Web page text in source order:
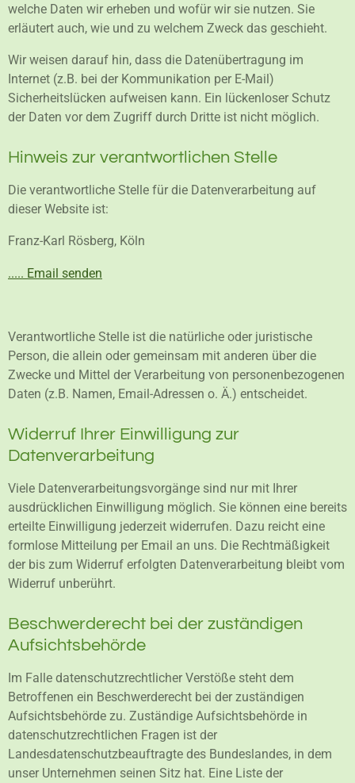
welche Daten wir erheben und wofür wir sie nutzen. Sie
erläutert auch, wie und zu welchem Zweck das geschieht.
Wir weisen darauf hin, dass die Datenübertragung im
Internet (z.B. bei der Kommunikation per E-Mail)
Sicherheitslücken aufweisen kann. Ein lückenloser Schutz
der Daten vor dem Zugriff durch Dritte ist nicht möglich.
Hinweis zur verantwortlichen Stelle
Die verantwortliche Stelle für die Datenverarbeitung auf
dieser Website ist:
Franz-Karl Rösberg, Köln
..... Email senden
Verantwortliche Stelle ist die natürliche oder juristische
Person, die allein oder gemeinsam mit anderen über die
Zwecke und Mittel der Verarbeitung von personenbezogenen
Daten (z.B. Namen, Email-Adressen o. Ä.) entscheidet.
Widerruf Ihrer Einwilligung zur
Datenverarbeitung
Viele Datenverarbeitungsvorgänge sind nur mit Ihrer
ausdrücklichen Einwilligung möglich. Sie können eine bereits
erteilte Einwilligung jederzeit widerrufen. Dazu reicht eine
formlose Mitteilung per Email an uns. Die Rechtmäßigkeit
der bis zum Widerruf erfolgten Datenverarbeitung bleibt vom
Widerruf unberührt.
Beschwerderecht bei der zuständigen
Aufsichtsbehörde
Im Falle datenschutzrechtlicher Verstöße steht dem
Betroffenen ein Beschwerderecht bei der zuständigen
Aufsichtsbehörde zu. Zuständige Aufsichtsbehörde in
datenschutzrechtlichen Fragen ist der
Landesdatenschutzbeauftragte des Bundeslandes, in dem
unser Unternehmen seinen Sitz hat. Eine Liste der